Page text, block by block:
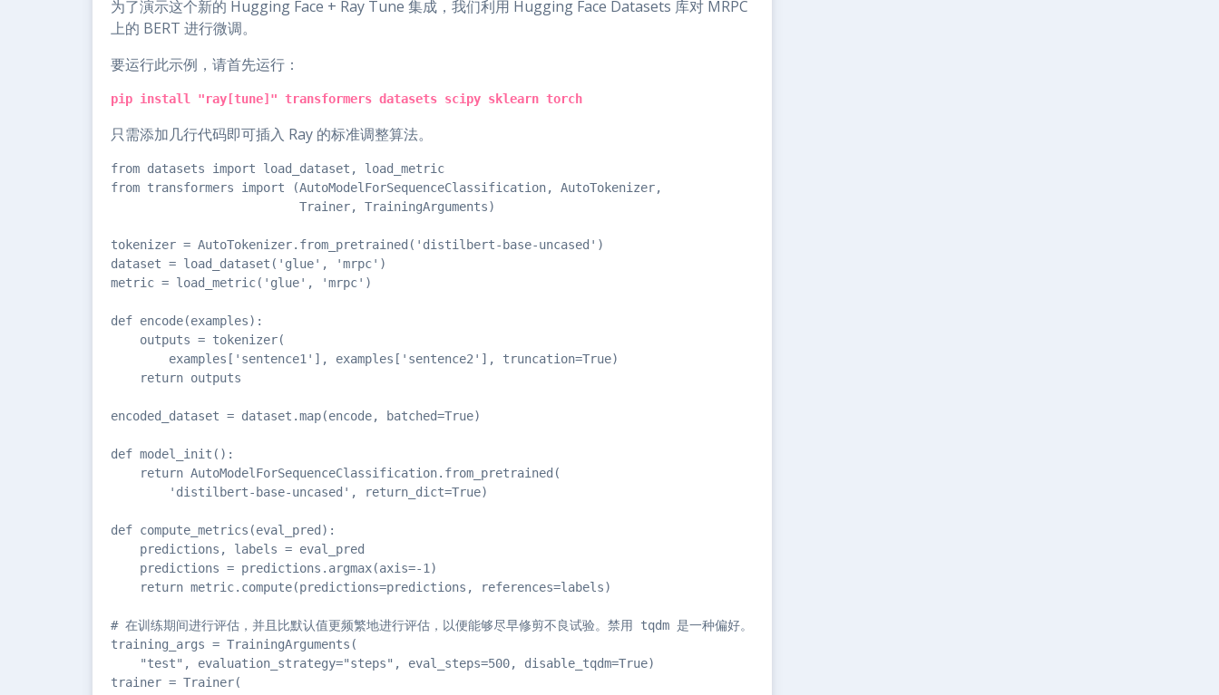
为了演示这个新的 Hugging Face + Ray Tune 集成，我们利用 Hugging Face Datasets 库对 MRPC
上的 BERT 进行微调。
要运行此示例，请首先运行：
pip install "ray[tune]" transformers datasets scipy sklearn torch
只需添加几行代码即可插入 Ray 的标准调整算法。
from datasets import load_dataset, load_metric
from transformers import (AutoModelForSequenceClassification, AutoTokenizer,
                          Trainer, TrainingArguments)
tokenizer = AutoTokenizer.from_pretrained('distilbert-base-uncased')
dataset = load_dataset('glue', 'mrpc')
metric = load_metric('glue', 'mrpc')
def encode(examples):
    outputs = tokenizer(
        examples['sentence1'], examples['sentence2'], truncation=True)
    return outputs
encoded_dataset = dataset.map(encode, batched=True)
def model_init():
    return AutoModelForSequenceClassification.from_pretrained(
        'distilbert-base-uncased', return_dict=True)
def compute_metrics(eval_pred):
    predictions, labels = eval_pred
    predictions = predictions.argmax(axis=-1)
    return metric.compute(predictions=predictions, references=labels)
# 在训练期间进行评估，并且比默认值更频繁地进行评估，以便能够尽早修剪不良试验。禁用 tqdm 是一种偏好。
training_args = TrainingArguments(
    "test", evaluation_strategy="steps", eval_steps=500, disable_tqdm=True)
trainer = Trainer(